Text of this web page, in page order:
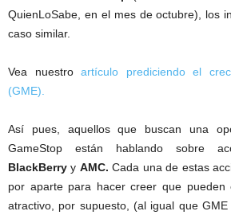
QuienLoSabe, en el mes de octubre), los
caso similar.
Vea nuestroartículo prediciendo el
(GME).
Así pues, aquellos que buscan una
GameStop están hablando sobre
BlackBerry y AMC. Cada una de estas
por aparte para hacer creer que pueden
atractivo, por supuesto, (al igual que